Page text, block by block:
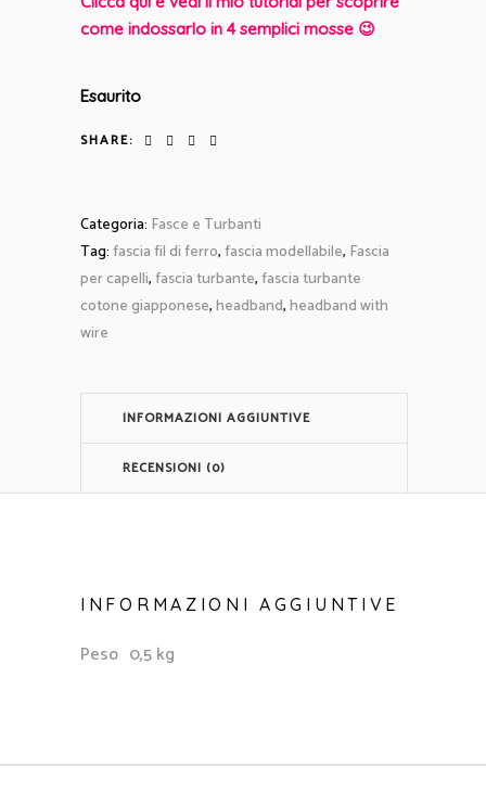
come indossarlo in 4 semplici mosse 😉
Esaurito
SHARE:
Categoria: Fasce e Turbanti
Tag:fascia fil di ferro,fascia modellabile, Fascia
per capelli,fascia turbante,fascia turbante
cotone giapponese,headband,headband with
wire
INFORMAZIONI AGGIUNTIVE
RECENSIONI (0)
INFORMAZIONI AGGIUNTIVE
Peso 0,5 kg